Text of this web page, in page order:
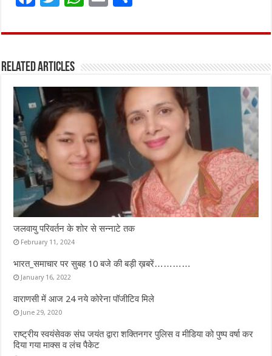
ce
o
o
k
it
r
at
A
p
p
ai ar
Related Articles
जलवायु परिवर्तन के शोर से सन्नाटे तक
February 11, 2024
भारत_समाचार पर सुबह 10 बजे की बड़ी ख़बरें…………
January 16, 2022
वाराणसी में आज 24 नये कोरेना पॉजीटिव मिले
June 29, 2020
राष्ट्रीय स्वयंसेवक संघ जयंत द्वारा शक्तिनगर पुलिस व मीडिया को पुष्प वर्षा कर
दिया गया माक्स व लंच पैकेट